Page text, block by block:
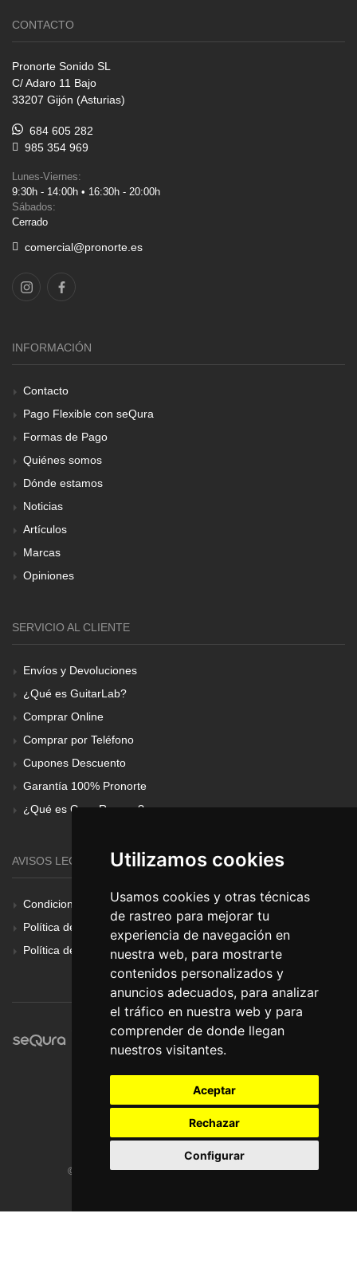
Utilizamos cookies
Usamos cookies y otras técnicas
de rastreo para mejorar tu
experiencia de navegación en
nuestra web, para mostrarte
contenidos personalizados y
anuncios adecuados, para analizar
el tráfico en nuestra web y para
comprender de donde llegan
nuestros visitantes.
Aceptar
Rechazar
Configurar
CONTACTO
Pronorte Sonido SL
C/ Adaro 11 Bajo
33207 Gijón (Asturias)
684 605 282
985 354 969
Lunes-Viernes:
9:30h - 14:00h • 16:30h - 20:00h
Sábados:
Cerrado
comercial@pronorte.es
INFORMACIÓN
Contacto
Pago Flexible con seQura
Formas de Pago
Quiénes somos
Dónde estamos
Noticias
Artículos
Marcas
Opiniones
SERVICIO AL CLIENTE
Envíos y Devoluciones
¿Qué es GuitarLab?
Comprar Online
Comprar por Teléfono
Cupones Descuento
Garantía 100% Pronorte
¿Qué es Gear Renove?
AVISOS LEGALES
Condiciones Generales
Política de Cookies
Política de Privacidad
© Pronorte Sonido SL. Todos los derechos reservados.